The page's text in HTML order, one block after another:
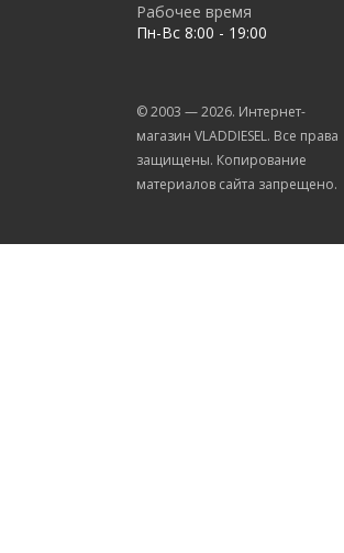
Рабочее время
Пн-Вс 8:00 - 19:00
© 2003 —2026. Интернет-
магазин VLADDIESEL. Все права
защищены. Копирование
материалов сайта запрещено.